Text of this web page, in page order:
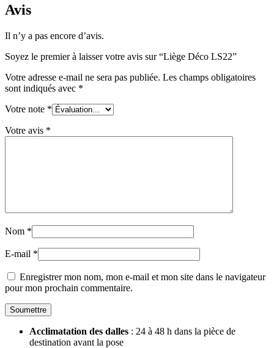
Avis
Il n’y a pas encore d’avis.
Soyez le premier à laisser votre avis sur “Liège Déco LS22”
Votre adresse e-mail ne sera pas publiée. Les champs obligatoires
sont indiqués avec *
Votre note *
Votre avis *
Nom *
E-mail *
Enregistrer mon nom, mon e-mail et mon site dans le navigateur
pour mon prochain commentaire.
Acclimatation des dalles : 24 à 48 h dans la pièce de
destination avant la pose